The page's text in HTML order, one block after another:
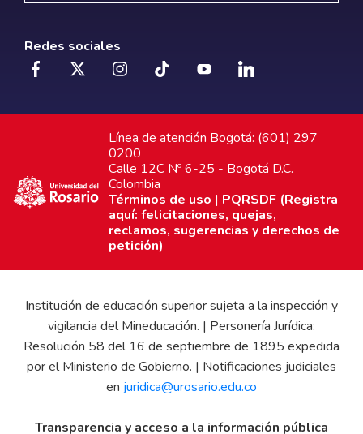
Redes sociales
Línea de atención Bogotá: (601) 297
0200
Calle 12C Nº 6-25 - Bogotá D.C.
Colombia
Términos de uso | PQRSDF (Registra
aquí: felicitaciones, quejas,
reclamos, sugerencias y derechos de
petición)
Institución de educación superior sujeta a la inspección y
vigilancia del Mineducación. | Personería Jurídica:
Resolución 58 del 16 de septiembre de 1895 expedida
por el Ministerio de Gobierno. | Notificaciones judiciales
en juridica@urosario.edu.co
Transparencia y acceso a la información pública